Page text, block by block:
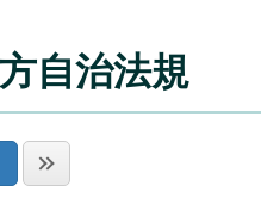
自治法規